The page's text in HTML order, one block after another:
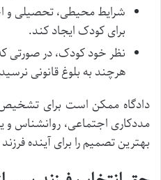
شرایط محیطی، تحصیلی و
برای کودک ایجاد کند.
نظر خود کودک، در
هرچند به بلوغ قانونی
دادگاه ممکن است برای
مددکاری اجتماعی، روانشناس
بهترین تصمیم را برای آینده